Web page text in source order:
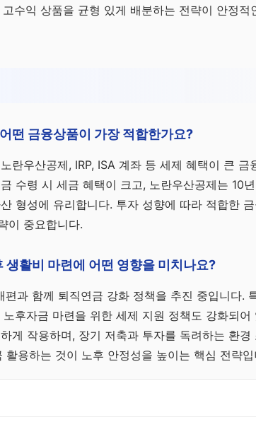
수익 상품을 균형 있게 배분하는 전략이 안정적
떤 금융상품이 가장 적합한가요?
란우산공제, IRP, ISA 계좌 등 세제 혜택이 큰 금
수령 시 세금 혜택이 크고, 노란우산공제는 10
형성에 유리합니다. 투자 성향에 따라 적합한
이 중요합니다.
활비 마련에 어떤 영향을 미치나요?
과 함께 퇴직연금 강화 정책을 추진 중입니다.
후자금 마련을 위한 세제 지원 정책도 강화되어
게 작용하며, 장기 저축과 투자를 독려하는 환경
활용하는 것이 노후 안정성을 높이는 핵심 전략입